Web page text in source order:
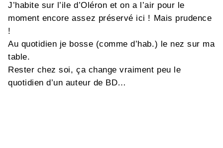
J’habite sur l’ile d’Oléron et on a l’air pour le
moment encore assez préservé ici ! Mais prudence
!
Au quotidien je bosse (comme d’hab.) le nez sur ma
table.
Rester chez soi, ça change vraiment peu le
quotidien d’un auteur de BD…